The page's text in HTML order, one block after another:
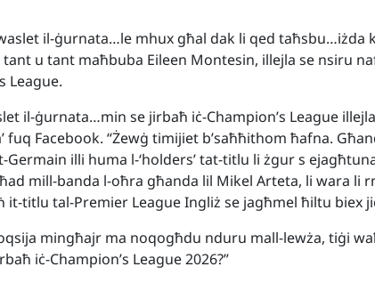
il-ġurnata…le mhux għal dak li qed taħsbu…iżda
u tant maħbuba Eileen Montesin, illejla se nsiru
League.
il-ġurnata…min se jirbaħ iċ-Champion’s League
fuq Facebook. “Żewġ timijiet b’saħħithom ħafna.
Germain illi huma l-‘holders’ tat-titlu li żgur s
mill-banda l-oħra għanda lil Mikel Arteta, li wara li
it-titlu tal-Premier League Ingliż se jagħmel ħiltu biex
mingħajr ma noqogħdu nduru mall-lewża, tiġi
iċ-Champion’s League 2026?”